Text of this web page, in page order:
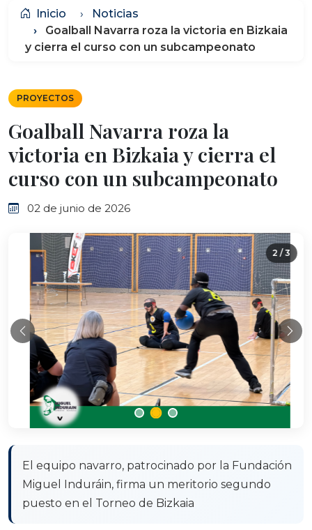
Inicio
Noticias
Goalball Navarra roza la victoria en Bizkaia
y cierra el curso con un subcampeonato
PROYECTOS
Goalball Navarra roza la
victoria en Bizkaia y cierra el
curso con un subcampeonato
02 de junio de 2026
2 / 3
Anterior
El equipo navarro, patrocinado por la Fundación
Miguel Induráin, firma un meritorio segundo
puesto en el Torneo de Bizkaia